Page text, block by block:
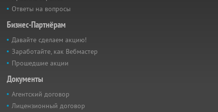
Ответы на вопросы
Бизнес-Партнёрам
Давайте сделаем акцию!
Заработайте, как Вебмастер
Прошедшие акции
Документы
Агентский договор
Лицензионный договор